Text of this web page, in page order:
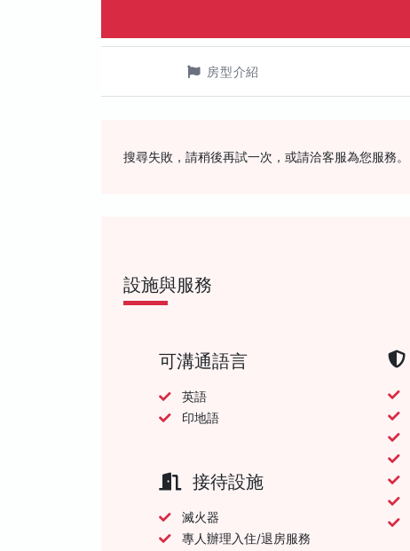
房型介紹
搜尋失敗，請稍後再試一次，或請洽客服為您服務。
設施與服務
可溝通語言
英語
印地語
接待設施
滅火器
專人辦理入住/退房服務